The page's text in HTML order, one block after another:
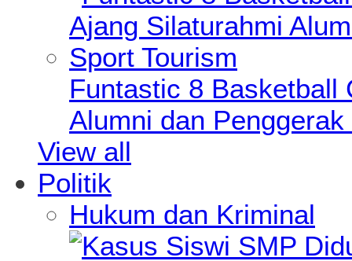
Funtastic 8 Basketball
Alumni dan
View all
Politik
Hukum dan Kriminal